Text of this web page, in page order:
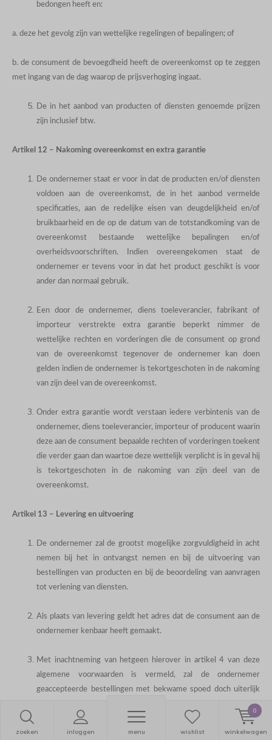
zoeken inloggen menu wishlist winkelwagen
0
bedongen heeft en:
a. deze het gevolg zijn van wettelijke regelingen of bepalingen; of
b. de consument de bevoegdheid heeft de overeenkomst op te zeggen
met ingang van de dag waarop de prijsverhoging ingaat.
De in het aanbod van producten of diensten genoemde prijzen
zijn inclusief btw.
Artikel 12 – Nakoming overeenkomst en extra garantie
De ondernemer staat er voor in dat de producten en/of diensten
voldoen aan de overeenkomst, de in het aanbod vermelde
specificaties, aan de redelijke eisen van deugdelijkheid en/of
bruikbaarheid en de op de datum van de totstandkoming van de
overeenkomst bestaande wettelijke bepalingen en/of
overheidsvoorschriften. Indien overeengekomen staat de
ondernemer er tevens voor in dat het product geschikt is voor
ander dan normaal gebruik.
Een door de ondernemer, diens toeleverancier, fabrikant of
importeur verstrekte extra garantie beperkt nimmer de
wettelijke rechten en vorderingen die de consument op grond
van de overeenkomst tegenover de ondernemer kan doen
gelden indien de ondernemer is tekortgeschoten in de nakoming
van zijn deel van de overeenkomst.
Onder extra garantie wordt verstaan iedere verbintenis van de
ondernemer, diens toeleverancier, importeur of producent waarin
deze aan de consument bepaalde rechten of vorderingen toekent
die verder gaan dan waartoe deze wettelijk verplicht is in geval hij
is tekortgeschoten in de nakoming van zijn deel van de
overeenkomst.
Artikel 13 – Levering en uitvoering
De ondernemer zal de grootst mogelijke zorgvuldigheid in acht
nemen bij het in ontvangst nemen en bij de uitvoering van
bestellingen van producten en bij de beoordeling van aanvragen
tot verlening van diensten.
Als plaats van levering geldt het adres dat de consument aan de
ondernemer kenbaar heeft gemaakt.
Met inachtneming van hetgeen hierover in artikel 4 van deze
algemene voorwaarden is vermeld, zal de ondernemer
geaccepteerde bestellingen met bekwame spoed doch uiterlijk
binnen 30 dagen uitvoeren, tenzij een andere leveringstermijn is
overeengekomen. Indien de bezorging vertraging ondervindt, of
indien een bestelling niet dan wel slechts gedeeltelijk kan worden